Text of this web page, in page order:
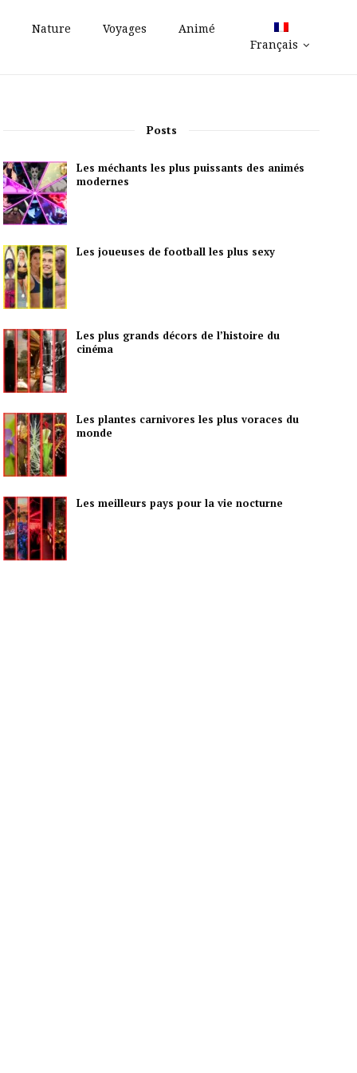
Nature Voyages
Animé
Français
Posts
Les méchants les plus puissants des animés
modernes
Les joueuses de football les plus sexy
Les plus grands décors de l’histoire du
cinéma
Les plantes carnivores les plus voraces du
monde
Les meilleurs pays pour la vie nocturne